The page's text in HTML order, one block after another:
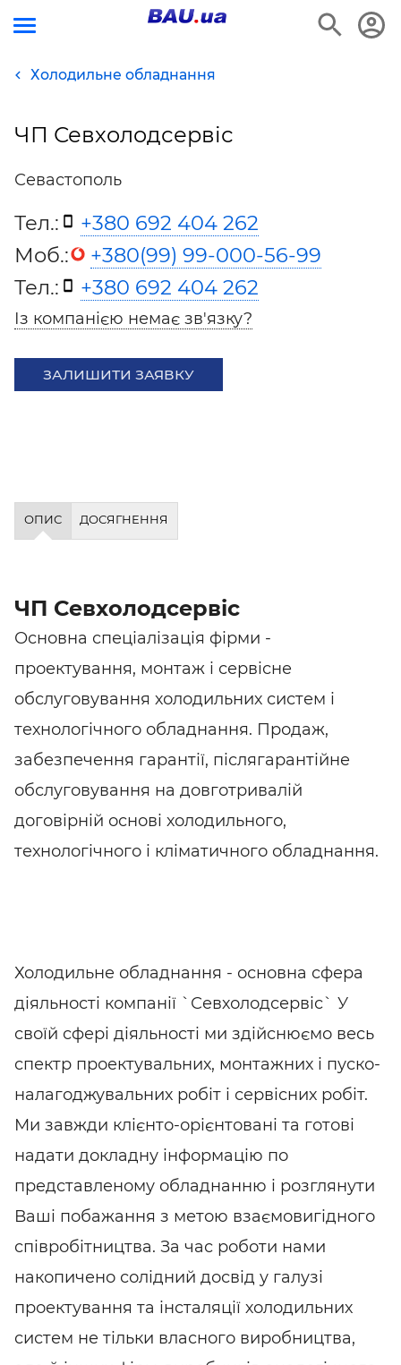
Холодильне обладнання
ЧП Севхолодсервіс
Севастополь
Тел.:
+380 692 404 262
Моб.:
+380(99) 99-000-56-99
Тел.:
+380 692 404 262
Із компанією немає зв'язку?
ЗАЛИШИТИ ЗАЯВКУ
ОПИС ДОСЯГНЕННЯ
ЧП Севхолодсервіс
Основна спеціалізація фірми -
проектування, монтаж і сервісне
обслуговування холодильних систем і
технологічного обладнання. Продаж,
забезпечення гарантії, післягарантійне
обслуговування на довготривалій
договірній основі холодильного,
технологічного і кліматичного обладнання.
Холодильне обладнання - основна сфера
діяльності компанії `Севхолодсервіс` У
своїй сфері діяльності ми здійснюємо весь
спектр проектувальних, монтажних і пуско-
налагоджувальних робіт і сервісних робіт.
Ми завжди клієнто-орієнтовані та готові
надати докладну інформацію по
представленому обладнанню і розглянути
Ваші побажання з метою взаємовигідного
співробітництва. За час роботи нами
накопичено солідний досвід у галузі
проектування та інсталяції холодильних
систем не тільки власного виробництва,